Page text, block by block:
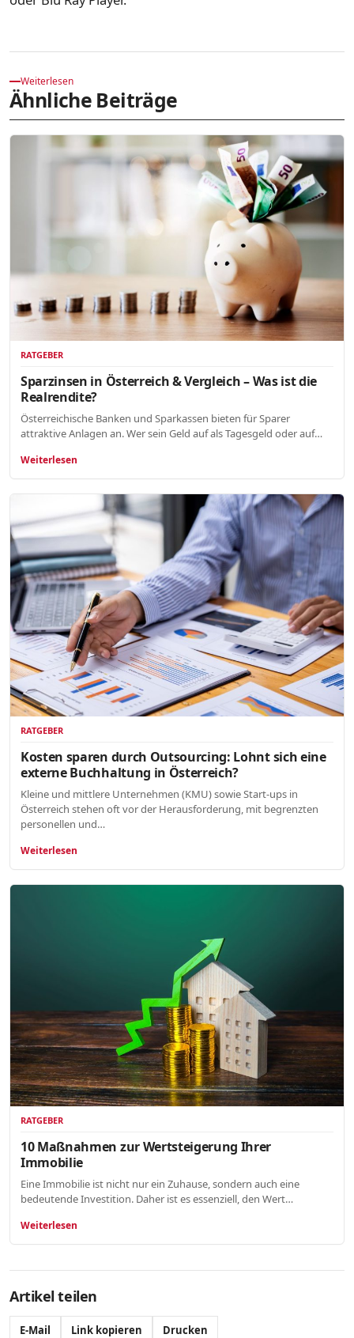
Weiterlesen
Ähnliche Beiträge
RATGEBER
Sparzinsen in Österreich & Vergleich – Was ist die
Realrendite?
Österreichische Banken und Sparkassen bieten für Sparer
attraktive Anlagen an. Wer sein Geld auf als Tagesgeld oder auf…
Weiterlesen
RATGEBER
Kosten sparen durch Outsourcing: Lohnt sich eine
externe Buchhaltung in Österreich?
Kleine und mittlere Unternehmen (KMU) sowie Start-ups in
Österreich stehen oft vor der Herausforderung, mit begrenzten
personellen und…
Weiterlesen
RATGEBER
10 Maßnahmen zur Wertsteigerung Ihrer
Immobilie
Eine Immobilie ist nicht nur ein Zuhause, sondern auch eine
bedeutende Investition. Daher ist es essenziell, den Wert…
Weiterlesen
Artikel teilen
E-Mail Link kopieren Drucken